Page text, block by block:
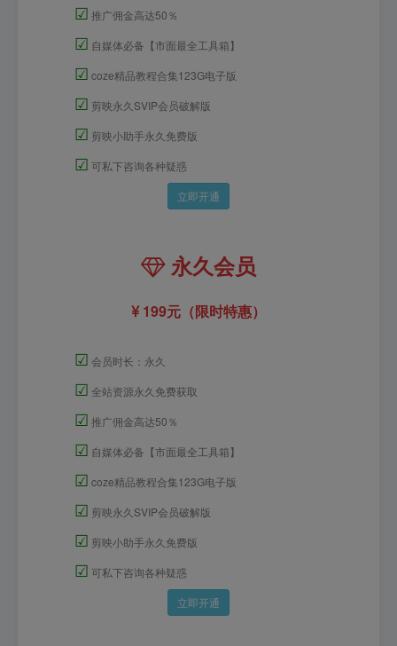
☑ 推广佣金高达50％
☑ 自媒体必备【市面最全工具箱】
☑ coze精品教程合集123G电子版
☑ 剪映永久SVIP会员破解版
☑ 剪映小助手永久免费版
☑ 可私下咨询各种疑惑
立即开通
永久会员
199元（限时特惠）
☑ 会员时长：永久
☑ 全站资源永久免费获取
☑ 推广佣金高达50％
☑ 自媒体必备【市面最全工具箱】
☑ coze精品教程合集123G电子版
☑ 剪映永久SVIP会员破解版
☑ 剪映小助手永久免费版
☑ 可私下咨询各种疑惑
立即开通